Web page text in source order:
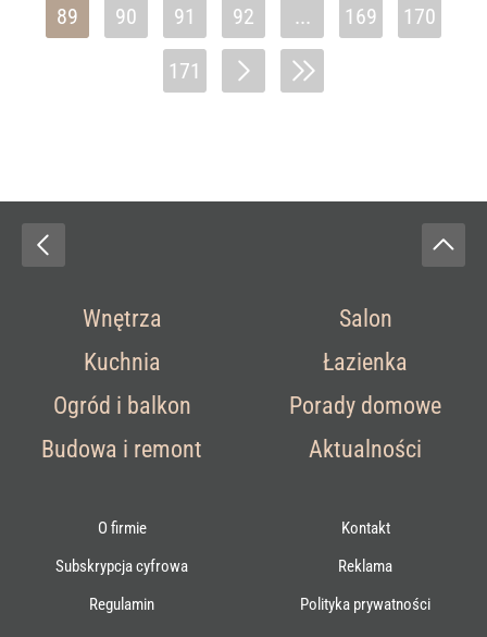
89 90 91 92 ... 169 170
171
Wnętrza
Salon
Kuchnia
Łazienka
Ogród i balkon
Porady domowe
Budowa i remont
Aktualności
O firmie
Kontakt
Subskrypcja cyfrowa
Reklama
Regulamin
Polityka prywatności